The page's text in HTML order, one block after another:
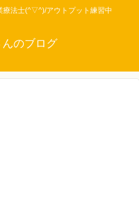
療法士(^▽^)/アウトプット練習中
のブログ